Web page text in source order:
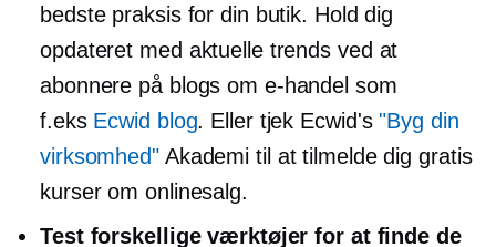
bedste praksis for din butik. Hold dig
opdateret med aktuelle trends ved at
abonnere på blogs om e-handel som
f.eks Ecwid blog. Eller tjek Ecwid's"Byg din
virksomhed"Akademi til at tilmelde dig gratis
kurser om onlinesalg.
Test forskellige værktøjer for at finde de